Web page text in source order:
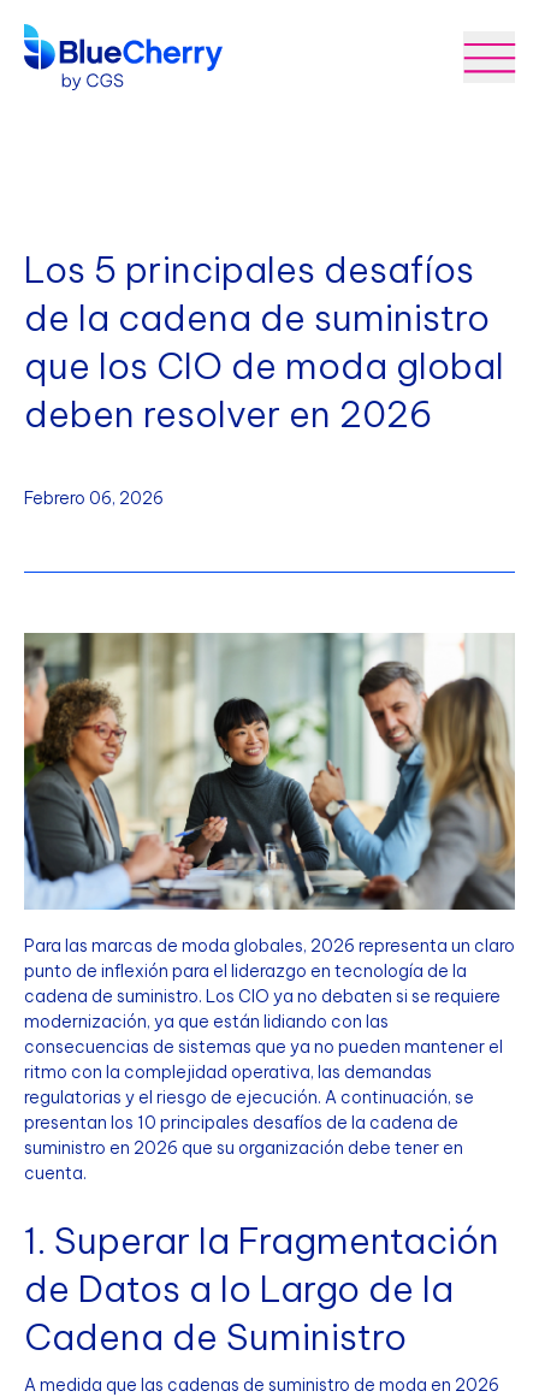
Los 5 principales desafíos
de la cadena de suministro
que los CIO de moda global
deben resolver en 2026
Febrero 06, 2026
Para las marcas de moda globales, 2026 representa un claro
punto de inflexión para el liderazgo en tecnología de la
cadena de suministro. Los CIO ya no debaten si se requiere
modernización, ya que están lidiando con las
consecuencias de sistemas que ya no pueden mantener el
ritmo con la complejidad operativa, las demandas
regulatorias y el riesgo de ejecución. A continuación, se
presentan los 10 principales desafíos de la cadena de
suministro en 2026 que su organización debe tener en
cuenta.
1. Superar la Fragmentación
de Datos a lo Largo de la
Cadena de Suministro
A medida que las cadenas de suministro de moda en 2026